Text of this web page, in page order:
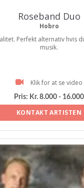
Roseband Duo
Hobro
Perfekt alternativ hvis
musik.
Klik for at se video
Pris: Kr. 8.000 - 16.000
KONTAKT ARTISTEN